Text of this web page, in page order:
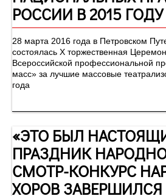
РОССИИ В 2015 ГОДУ
28 марта 2016 года в Петровском
состоялась Х торжественная
Всероссийской профессиональной
масс» за лучшие массовые
года
«ЭТО БЫЛ
ПРАЗДНИК
СМОТР-КОНКУРС
ХОРОВ ЗАВЕРШИЛСЯ